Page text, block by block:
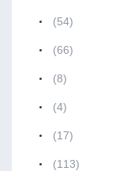
(54)
(66)
(8)
(4)
(17)
(113)